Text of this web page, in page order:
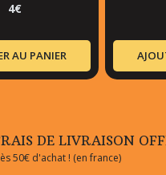
4€
AU PANIER
DE LIVRAISON
50€ d'achat ! (en france)